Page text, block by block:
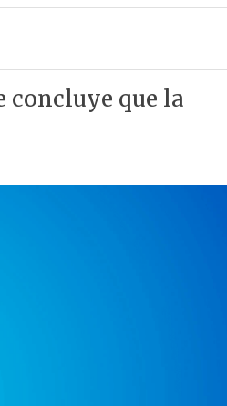
concluye que la